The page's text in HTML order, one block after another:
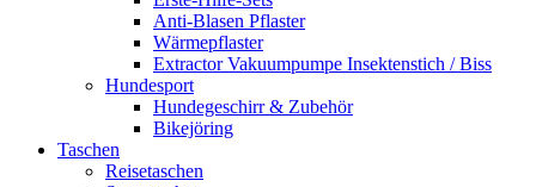
Anti-Blasen Pflaster
Wärmepflaster
Extractor Vakuumpumpe Insektenstich / Biss
Hundesport
Hundegeschirr & Zubehör
Bikejöring
Taschen
Reisetaschen